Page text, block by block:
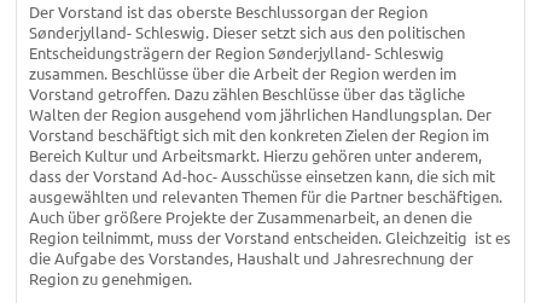
Der Vorstand ist das oberste Beschlussorgan der Region
Sønderjylland- Schleswig. Dieser setzt sich aus den politischen
Entscheidungsträgern der Region Sønderjylland- Schleswig
zusammen. Beschlüsse über die Arbeit der Region werden im
Vorstand getroffen. Dazu zählen Beschlüsse über das tägliche
Walten der Region ausgehend vom jährlichen Handlungsplan. Der
Vorstand beschäftigt sich mit den konkreten Zielen der Region im
Bereich Kultur und Arbeitsmarkt. Hierzu gehören unter anderem,
dass der Vorstand Ad-hoc- Ausschüsse einsetzen kann, die sich mit
ausgewählten und relevanten Themen für die Partner beschäftigen.
Auch über größere Projekte der Zusammenarbeit, an denen die
Region teilnimmt, muss der Vorstand entscheiden. Gleichzeitig ist es
die Aufgabe des Vorstandes, Haushalt und Jahresrechnung der
Region zu genehmigen.